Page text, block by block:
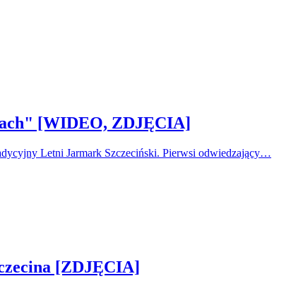
[WIDEO, ZDJĘCIA]
Letni Jarmark Szczeciński. Pierwsi odwiedzający…
[ZDJĘCIA]